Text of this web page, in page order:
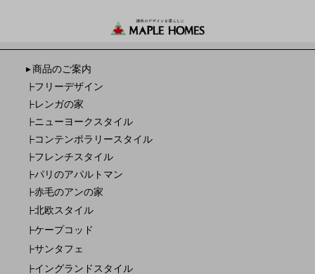
▼ 商品のご案内
┣フリーデザイン
┣レンガの家
┣ニューヨークスタイル
┣コンテンポラリースタイル
┣フレンチスタイル
┣パリのアパルトマン
┣赤毛のアンの家
┣北欧スタイル
┣ケープコッド
┣サンタフェ
┣イングランドスタイル